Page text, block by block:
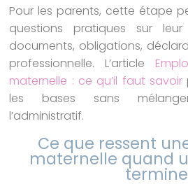
Pour les parents, cette étape
questions pratiques sur
documents, obligations,
professionnelle. L’article
maternelle : ce qu’il faut savoir
les bases sans
l’administratif.
Ce que ressent
maternelle quand
termine